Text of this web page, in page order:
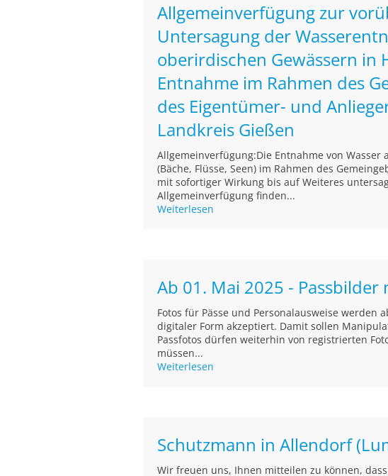
Allgemeinverfügung zur
Untersagung der
oberirdischen Gewässern in
Entnahme im Rahmen des
des Eigentümer- und
Landkreis Gießen
Allgemeinverfügung:Die Entnahme von Wasser
(Bäche, Flüsse, Seen) im Rahmen des
mit sofortiger Wirkung bis auf Weiteres
Allgemeinverfügung finden...
Weiterlesen
Ab 01. Mai 2025 -
Fotos für Pässe und Personalausweise werden
digitaler Form akzeptiert. Damit sollen
Passfotos dürfen weiterhin von registrierten
müssen...
Weiterlesen
Schutzmann in Allendorf
Wir freuen uns, Ihnen mitteilen zu können,